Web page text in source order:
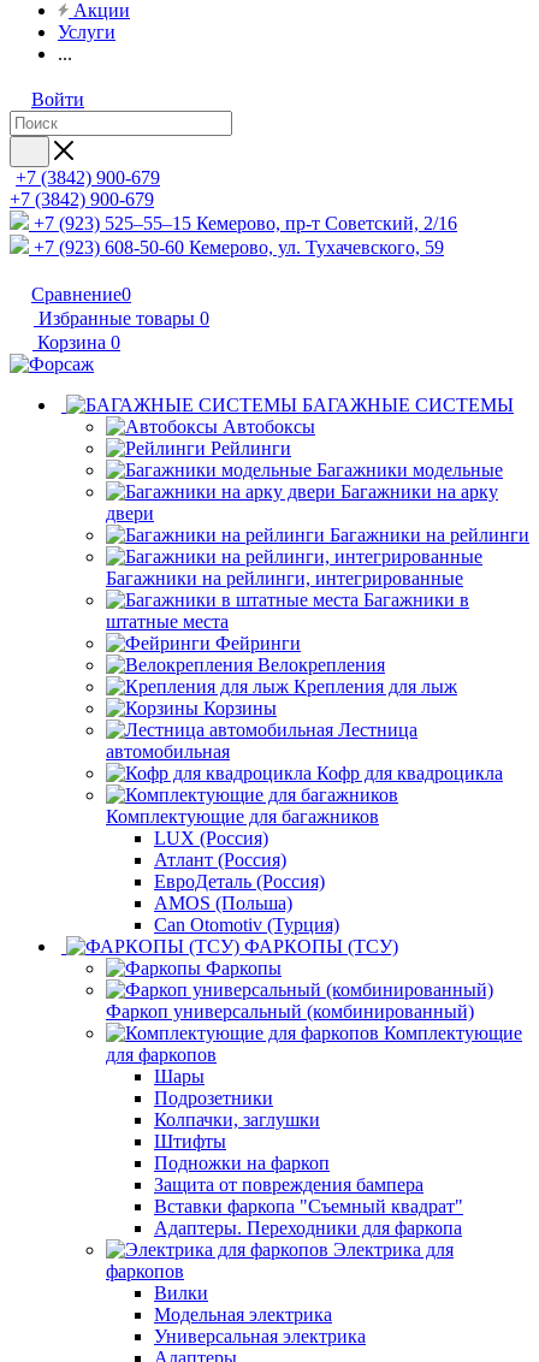
Акции
Услуги
...
Войти
+7 (3842) 900-679
+7 (3842) 900-679
+7 (923) 525–55–15 Кемерово, пр-т Советский, 2/16
+7 (923) 608-50-60 Кемерово, ул. Тухачевского, 59
Сравнение0
Избранные товары 0
Корзина 0
БАГАЖНЫЕ СИСТЕМЫ
Автобоксы
Рейлинги
Багажники модельные
Багажники на арку
двери
Багажники на рейлинги
Багажники на рейлинги, интегрированные
Багажники в
штатные места
Фейринги
Велокрепления
Крепления для лыж
Корзины
Лестница
автомобильная
Кофр для квадроцикла
Комплектующие для багажников
LUX (Россия)
Атлант (Россия)
ЕвроДеталь (Россия)
AMOS (Польша)
Can Otomotiv (Турция)
ФАРКОПЫ (ТСУ)
Фаркопы
Фаркоп универсальный (комбинированный)
Комплектующие
для фаркопов
Шары
Подрозетники
Колпачки, заглушки
Штифты
Подножки на фаркоп
Защита от повреждения бампера
Вставки фаркопа "Съемный квадрат"
Адаптеры. Переходники для фаркопа
Электрика для
фаркопов
Вилки
Модельная электрика
Универсальная электрика
Адаптеры